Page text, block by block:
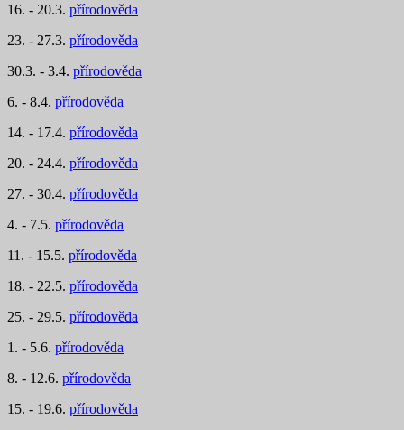
16. - 20.3. přírodověda
23. - 27.3. přírodověda
30.3. - 3.4. přírodověda
6. - 8.4. přírodověda
14. - 17.4. přírodověda
20. - 24.4. přírodověda
27. - 30.4. přírodověda
4. - 7.5. přírodověda
11. - 15.5. přírodověda
18. - 22.5. přírodověda
25. - 29.5. přírodověda
1. - 5.6. přírodověda
8. - 12.6. přírodověda
15. - 19.6. přírodověda